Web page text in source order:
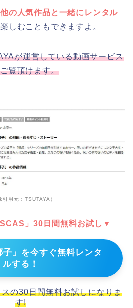
の人気作品と一緒にレンタル
しむこともできますよ。
が運営している動画サービス
覧頂けます。
引用元：TSUTAYA）
」30日間無料お試し▼
」を今すぐ無料レンタ
ルする！
の30日間無料お試しになりま
す!